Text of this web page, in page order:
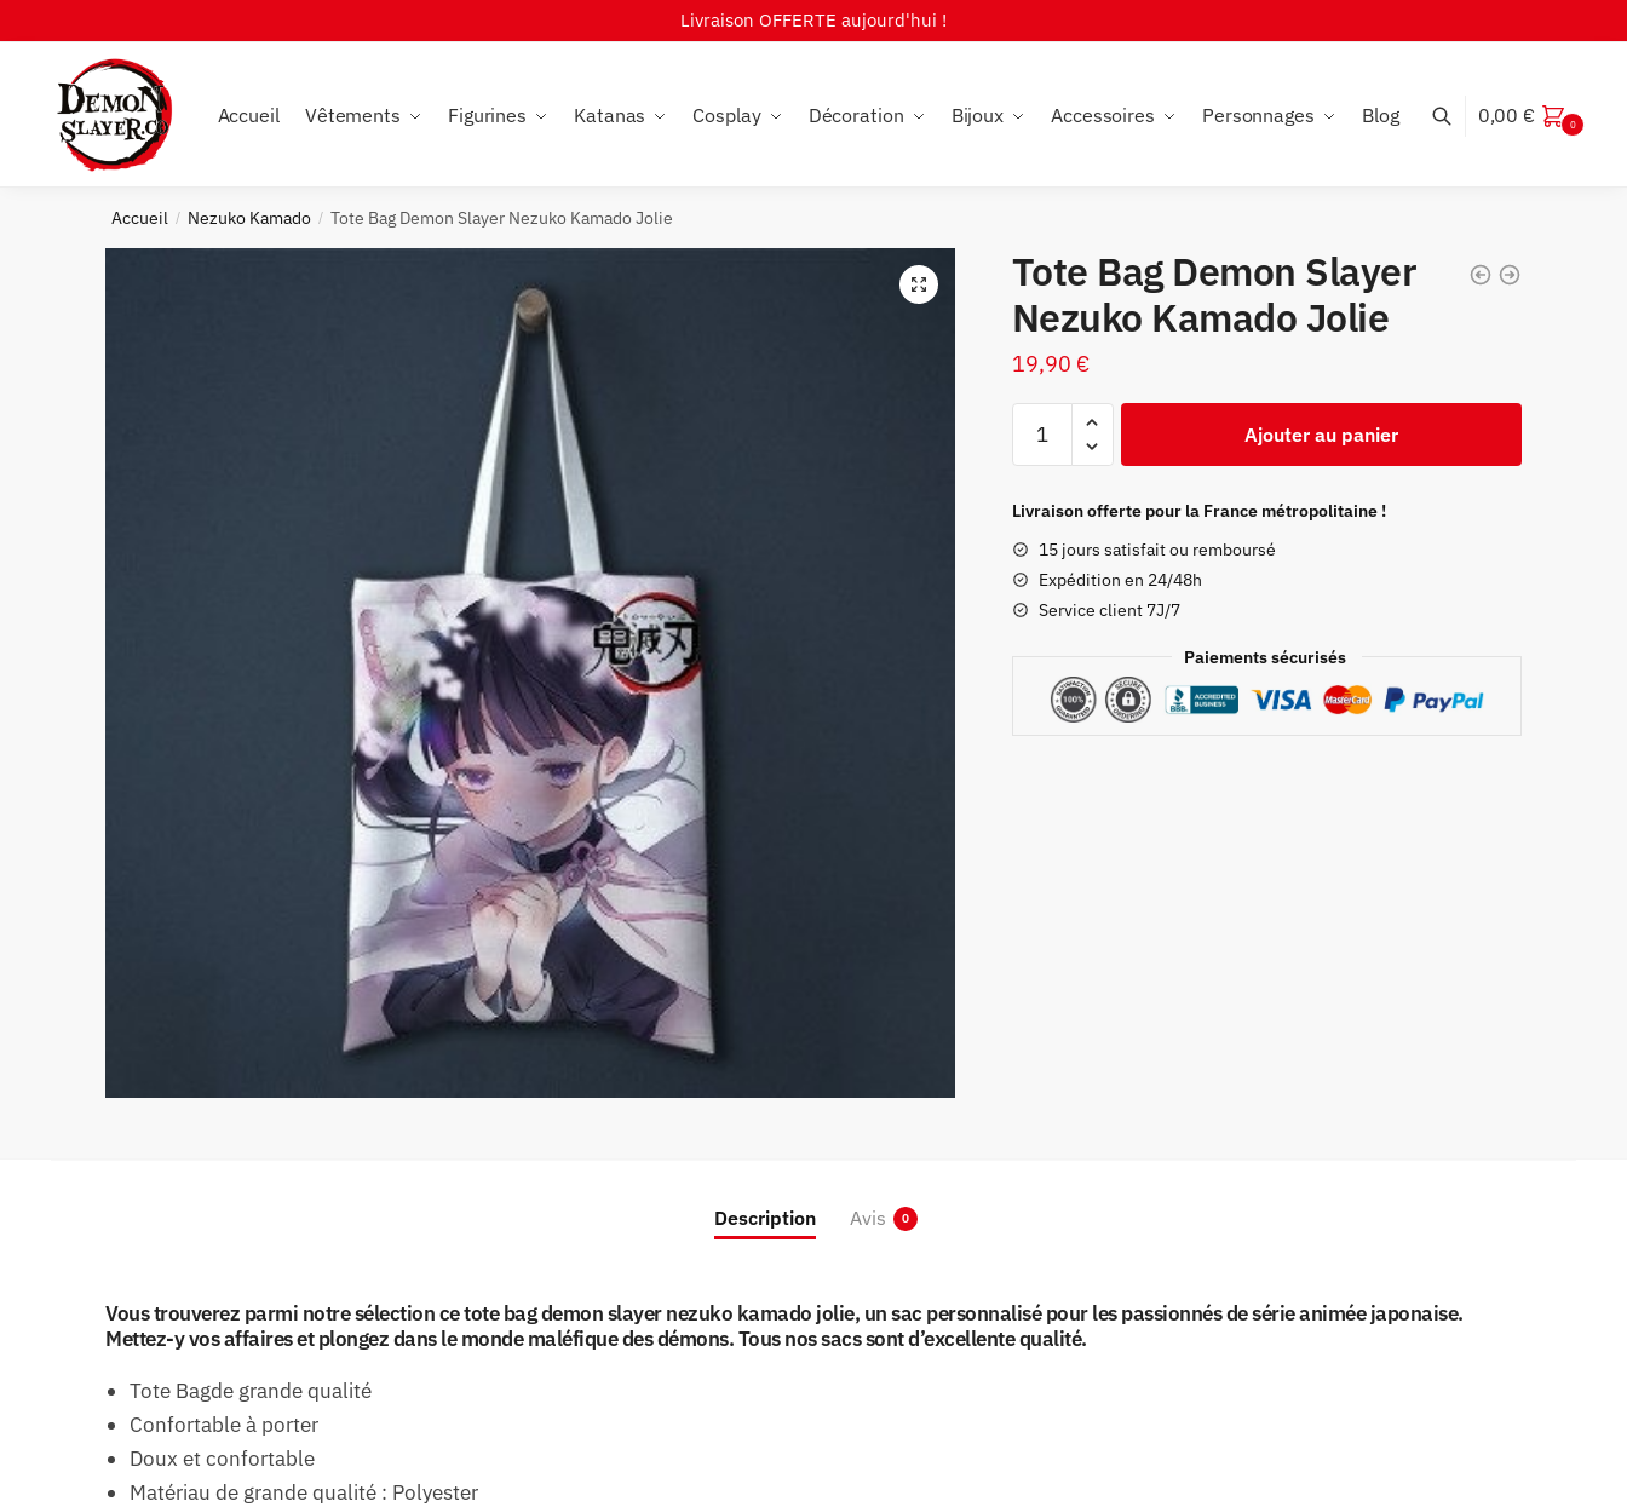
to
navigation
to
Livraison OFFERTE aujourd'hui !
Accueil Vêtements Figurines Katanas Cosplay Décoration Bijoux Accessoires Personnages Blog 0,00 € 0
Accueil / Nezuko Kamado / Tote Bag Demon Slayer Nezuko Kamado Jolie
🔍
Tote Bag Demon Slayer
Nezuko Kamado Jolie
19,90 €
Bag
Demon
Slayer
Nezuko
Ajouter au panier
Livraison offerte pour la France métropolitaine !
15 jours satisfait ou remboursé
Expédition en 24/48h
Service client 7J/7
Paiements sécurisés
Description Avis 0
Vous trouverez parmi notre sélection ce tote bag demon slayer nezuko kamado jolie, un sac personnalisé pour les passionnés de série animée japonaise.
Mettez-y vos affaires et plongez dans le monde maléfique des démons. Tous nos sacs sont d’excellente qualité.
Tote Bagde grande qualité
Confortable à porter
Doux et confortable
Matériau de grande qualité : Polyester